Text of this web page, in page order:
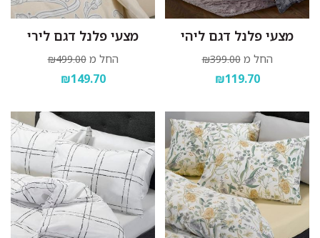
מצעי פלנל דגם ליהי
החל מ ₪399.00
₪119.70
מצעי פלנל דגם לירי
החל מ ₪499.00
₪149.70